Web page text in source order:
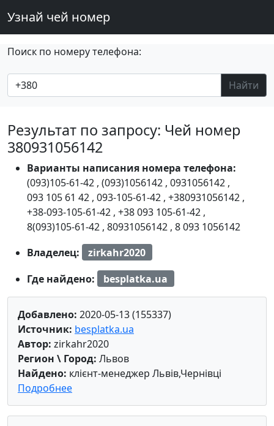
Узнай чей номер
Поиск по номеру телефона:
Найти
Результат по запросу: Чей номер
380931056142
Варианты написания номера телефона:
(093)105-61-42 , (093)1056142 , 0931056142 ,
093 105 61 42 , 093-105-61-42 , +380931056142 ,
+38-093-105-61-42 , +38 093 105-61-42 ,
8(093)105-61-42 , 80931056142 , 8 093 1056142
Владелец:
zirkahr2020
Где найдено:
besplatka.ua
Добавлено: 2020-05-13 (155337)
Источник: besplatka.ua
Автор: zirkahr2020
Регион \ Город: Львов
Найдено: клієнт-менеджер Львів,Чернівці
Подробнее